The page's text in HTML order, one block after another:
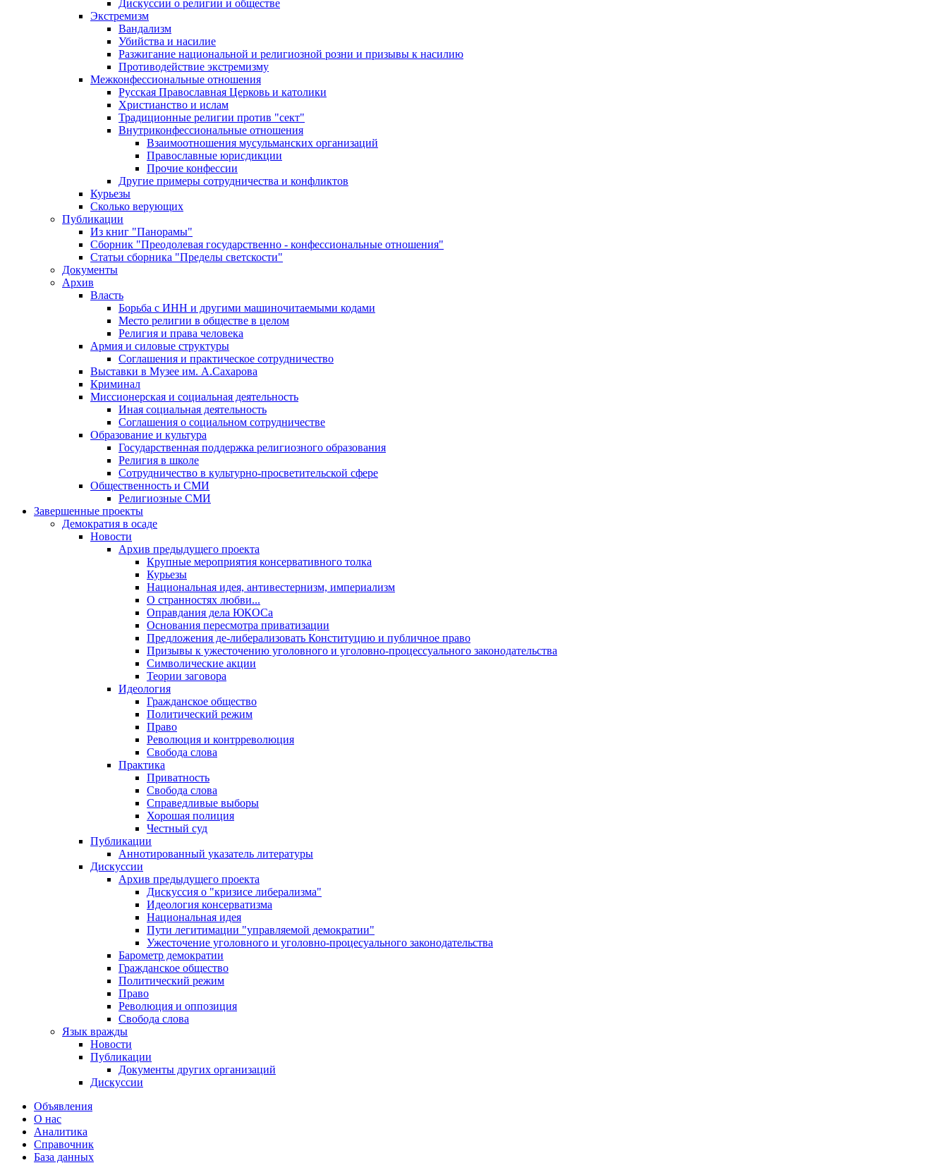
Дискуссии о религии и обществе
Экстремизм
Вандализм
Убийства и насилие
Разжигание национальной и религиозной розни и призывы к насилию
Противодействие экстремизму
Межконфессиональные отношения
Русская Православная Церковь и католики
Христианство и ислам
Традиционные религии против "сект"
Внутриконфессиональные отношения
Взаимоотношения мусульманских организаций
Православные юрисдикции
Прочие конфессии
Другие примеры сотрудничества и конфликтов
Курьезы
Сколько верующих
Публикации
Из книг "Панорамы"
Сборник "Преодолевая государственно - конфессиональные отношения"
Статьи сборника "Пределы светскости"
Документы
Архив
Власть
Борьба с ИНН и другими машиночитаемыми кодами
Место религии в обществе в целом
Религия и права человека
Армия и силовые структуры
Соглашения и практическое сотрудничество
Выставки в Музее им. А.Сахарова
Криминал
Миссионерская и социальная деятельность
Иная социальная деятельность
Соглашения о социальном сотрудничестве
Образование и культура
Государственная поддержка религиозного образования
Религия в школе
Сотрудничество в культурно-просветительской сфере
Общественность и СМИ
Религиозные СМИ
Завершенные проекты
Демократия в осаде
Новости
Архив предыдущего проекта
Крупные мероприятия консервативного толка
Курьезы
Национальная идея, антивестернизм, империализм
О странностях любви...
Оправдания дела ЮКОСа
Основания пересмотра приватизации
Предложения де-либерализовать Конституцию и публичное право
Призывы к ужесточению уголовного и уголовно-процессуального законодательства
Символические акции
Теории заговора
Идеология
Гражданское общество
Политический режим
Право
Революция и контрреволюция
Свобода слова
Практика
Приватность
Свобода слова
Справедливые выборы
Хорошая полиция
Честный суд
Публикации
Аннотированный указатель литературы
Дискуссии
Архив предыдущего проекта
Дискуссия о "кризисе либерализма"
Идеология консерватизма
Национальная идея
Пути легитимации "управляемой демократии"
Ужесточение уголовного и уголовно-процесуального законодательства
Барометр демократии
Гражданское общество
Политический режим
Право
Революция и оппозиция
Свобода слова
Язык вражды
Новости
Публикации
Документы других организаций
Дискуссии
Объявления
О нас
Аналитика
Справочник
База данных